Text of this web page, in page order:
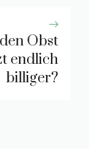
Obst
endlich
billiger?